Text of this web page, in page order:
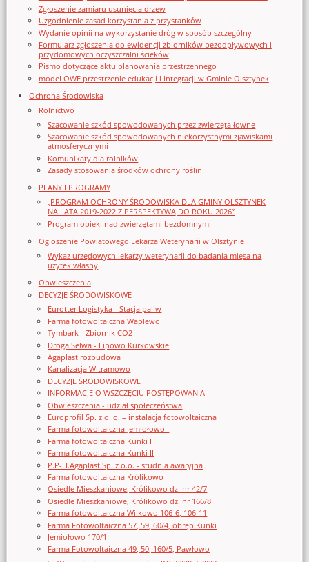
Zgłoszenie zamiaru usunięcia drzew
Uzgodnienie zasad korzystania z przystanków
Wydanie opinii na wykorzystanie dróg w sposób szczególny
Formularz zgłoszenia do ewidencji zbiorników bezodpływowych i
przydomowych oczyszczalni ścieków
Pismo dotyczące aktu planowania przestrzennego
modeLOWE przestrzenie edukacji i integracji w Gminie Olsztynek
Ochrona Środowiska
Rolnictwo
Szacowanie szkód spowodowanych przez zwierzęta łowne
Szacowanie szkód spowodowanych niekorzystnymi zjawiskami
atmosferycznymi
Komunikaty dla rolników
Zasady stosowania środków ochrony roślin
PLANY I PROGRAMY
„PROGRAM OCHRONY ŚRODOWISKA DLA GMINY OLSZTYNEK
NA LATA 2019-2022 Z PERSPEKTYWĄ DO ROKU 2026”
Program opieki nad zwierzętami bezdomnymi
Ogloszenie Powiatowego Lekarza Weterynarii w Olsztynie
Wykaz urzędowych lekarzy weterynarii do badania mięsa na
użytek własny
Obwieszczenia
DECYZJE ŚRODOWISKOWE
Eurotter Logistyka - Stacja paliw
Farma fotowoltaiczna Waplewo
Tymbark - Zbiornik CO2
Droga Selwa - Lipowo Kurkowskie
Agaplast rozbudowa
Kanalizacja Witramowo
DECYZJE ŚRODOWISKOWE
INFORMACJE O WSZCZĘCIU POSTĘPOWANIA
Obwieszczenia - udział społeczeństwa
Europrofil Sp. z o. o. – instalacja fotowoltaiczna
Farma fotowoltaiczna Jemiołowo I
Farma fotowoltaiczna Kunki I
Farma fotowoltaiczna Kunki II
P.P-H.Agaplast Sp. z o.o. - studnia awaryjna
Farma fotowoltaiczna Królikowo
Osiedle Mieszkaniowe, Królikowo dz. nr 42/7
Osiedle Mieszkaniowe, Królikowo dz. nr 166/8
Farma fotowoltaiczna Wilkowo 106-6, 106-11
Farma Fotowoltaiczna 57, 59, 60/4, obręb Kunki
Jemiołowo 170/1
Farma Fotowoltaiczna 49, 50, 160/5, Pawłowo